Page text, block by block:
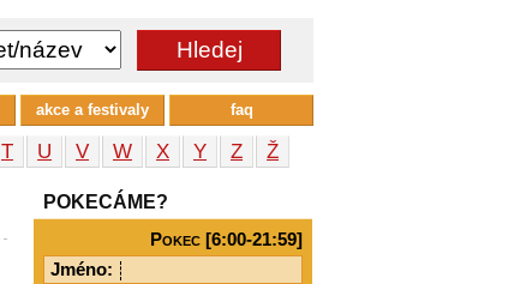
T U V W X Y Z
Ž
POKECÁME?
Pokec [6:00-21:59]
Jméno:
akce a festivaly faq